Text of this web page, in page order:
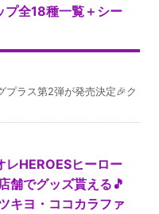
プ全18種一覧＋シー
プラス第2弾が発売決定🎉ク
レHEROESヒーロー
舗でグッズ貰える🎵
キヨ・ココカラファ